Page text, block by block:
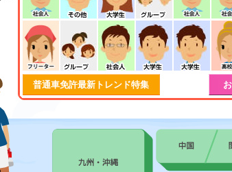
普通車免許最新トレンド特集